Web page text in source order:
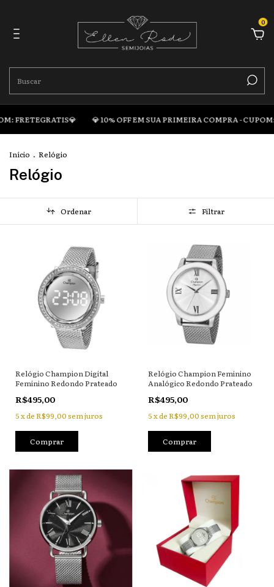
0
FRETEGRATIS💎 💎 10% OFF EM SUA PRIMEIRA COMPRA - CUPOM:
Início . Relógio
Relógio
Ordenar Filtrar
Relógio Champion Digital
Feminino Redondo Prateado
R$495,00
5xdeR$99,00sem juros
Relógio Champion Feminino
Analógico Redondo Prateado
R$495,00
5xdeR$99,00sem juros